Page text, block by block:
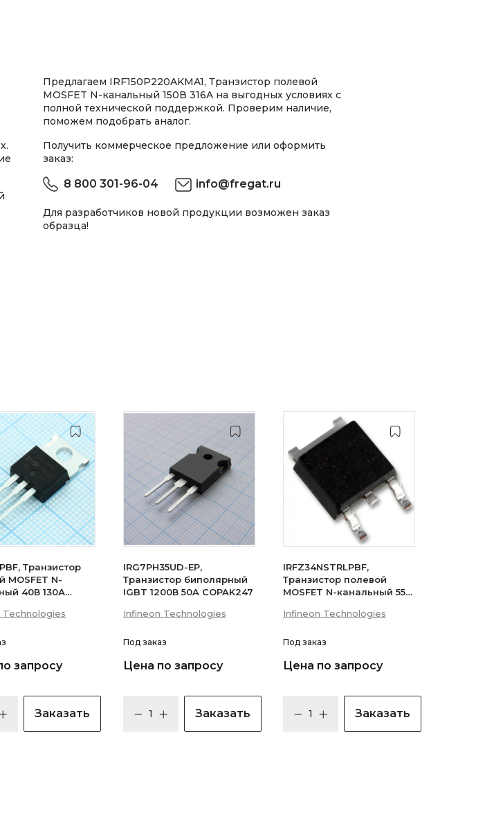
Предлагаем IRF150P220AKMA1, Транзистор полевой
MOSFET N-канальный 150В 316A на выгодных условиях с
полной технической поддержкой. Проверим наличие,
поможем подобрать аналог.
Получить коммерческое предложение или оформить
заказ:
8 800 301-96-04 info@fregat.ru
Для разработчиков новой продукции возможен заказ
образца!
Транзистор
MOSFET N-
40В 130А
Technologies
запросу
Заказать
IRG7PH35UD-EP,
Транзистор биполярный
IGBT 1200В 50A COPAK247
Infineon Technologies
Под заказ
Цена по запросу
Заказать
IRFZ34NSTRLPBF,
Транзистор полевой
MOSFET N-канальный 55В
лента на катушке
Infineon Technologies
Под заказ
Цена по запросу
Заказать